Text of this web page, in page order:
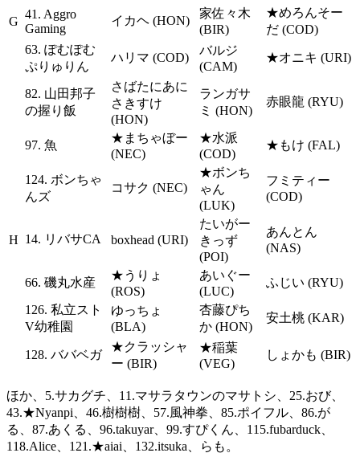
G
41. Aggro
Gaming
イカヘ (HON)
家佐々木
(BIR)
★めろんそー
だ (COD)
63. ぽむぽむ
ぷりゅりん
ハリマ (COD)
バルジ
(CAM)
★オニキ (URI)
82. 山田邦子
の握り飯
さばたにあに
さきすけ
(HON)
ランガサ
ミ (HON)
赤眼龍 (RYU)
97. 魚
★まちゃぼー
(NEC)
★水派
(COD)
★もけ (FAL)
124. ボンちゃ
んズ
コサク (NEC)
★ボンち
ゃん
(LUK)
フミティー
(COD)
H 14. リバサCA boxhead (URI)
たいがー
きっず
(POI)
あんとん
(NAS)
66. 磯丸水産
★うりょ
(ROS)
あいぐー
(LUC)
ふじい (RYU)
126. 私立スト
V幼稚園
ゆっちょ
(BLA)
杏藤ぴち
か (HON)
安土桃 (KAR)
128. ババベガ
★クラッシャ
ー (BIR)
★稲葉
(VEG)
しょかも (BIR)
ほか、5.サカグチ、11.マサラタウンのマサトシ、25.おび、
43.★Nyanpi、46.樹樹樹、57.風神拳、85.ポイフル、86.が
る、87.あくる、96.takuyar、99.すぴくん、115.fubarduck、
118.Alice、121.★aiai、132.itsuka、らも。